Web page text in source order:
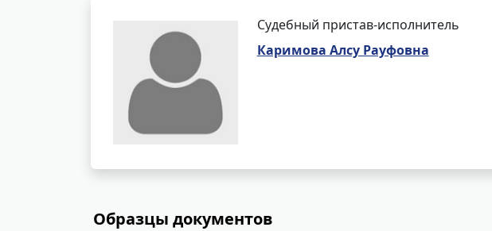
Судебный пристав-исполнитель
Каримова Алсу Рауфовна
Образцы документов